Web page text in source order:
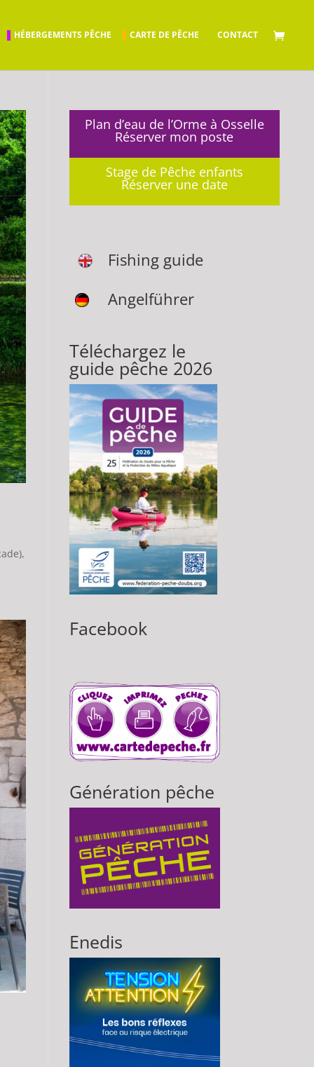
HÉBERGEMENTS PÊCHE CARTE DE PÊCHE CONTACT
Plan d’eau de l’Orme à Osselle
Réserver mon poste
Stage de Pêche enfants
Réserver une date
Fishing guide
Angelführer
Téléchargez le
guide pêche 2026
Facebook
Génération pêche
Enedis